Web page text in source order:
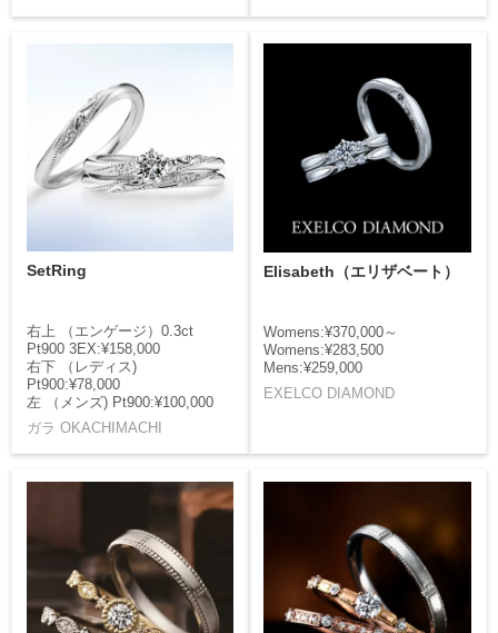
SetRing
右上 （エンゲージ）0.3ct
Pt900 3EX:¥158,000
右下 （レディス)
Pt900:¥78,000
左 （メンズ) Pt900:¥100,000
ガラ OKACHIMACHI
Elisabeth（エリザベート）
Womens:¥370,000～
Womens:¥283,500
Mens:¥259,000
EXELCO DIAMOND